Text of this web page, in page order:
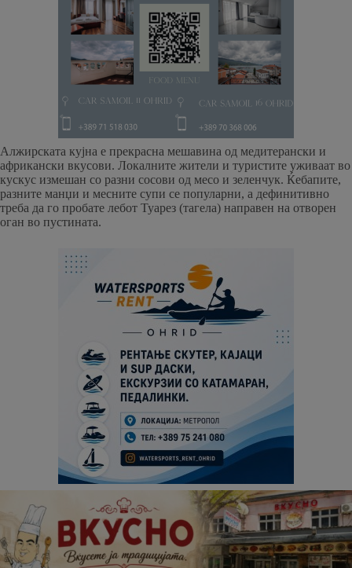
Алжирската кујна е прекрасна мешавина од медитерански и
африкански вкусови. Локалните жители и туристите уживаат во
кускус измешан со разни сосови од месо и зеленчук. Ќебапите,
разните манџи и месните супи се популарни, а дефинитивно
треба да го пробате лебот Туарез (тагела) направен на отворен
оган во пустината.